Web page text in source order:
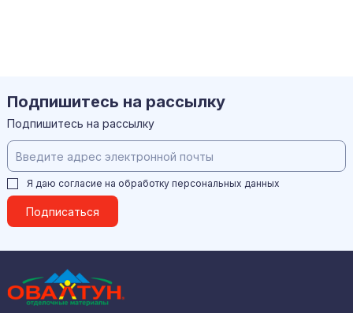
Подпишитесь на рассылку
Подпишитесь на рассылку
Я даю согласие на обработку персональных данных
Подписаться